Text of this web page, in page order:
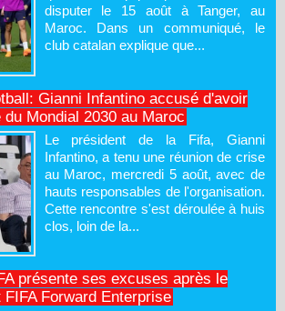
disputer le 15 août à Tanger, au
Maroc. Dans un communiqué, le
club catalan explique que...
Gianni Infantino accusé d'avoir
Mondial 2030 au Maroc
Le président de la Fifa, Gianni
Infantino, a tenu une réunion de crise
au Maroc, mercredi 5 août, avec de
hauts responsables de l'organisation.
Cette rencontre s'est déroulée à huis
clos, loin de la...
présente ses excuses après le
Forward Enterprise